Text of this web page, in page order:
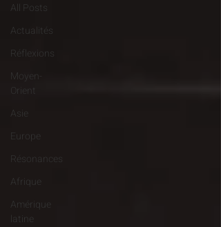
All Posts
Actualités
Réflexions
Moyen-
Orient
Asie
Europe
Résonances
Afrique
Amérique
latine